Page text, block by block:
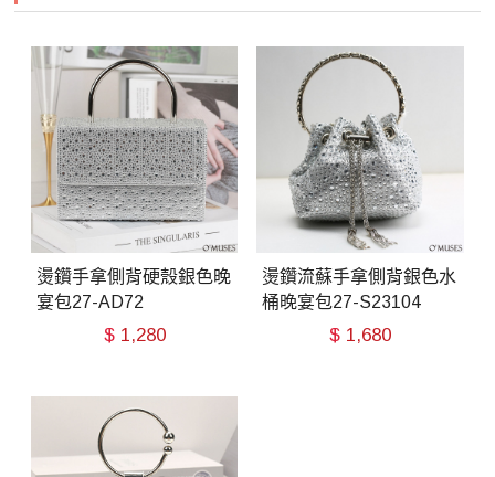
燙鑽手拿側背硬殼銀色晚
宴包27-AD72
$ 1,280
燙鑽流蘇手拿側背銀色水
桶晚宴包27-S23104
$ 1,680